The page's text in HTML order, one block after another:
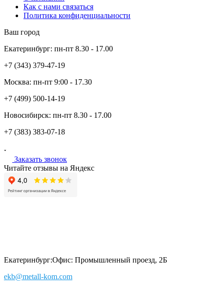
Как с нами связаться
Политика конфиденциальности
Ваш город
Екатеринбург: пн-пт 8.30 - 17.00
+7 (343) 379-47-19
Москва: пн-пт 9:00 - 17.30
+7 (499) 500-14-19
Новосибирск: пн-пт 8.30 - 17.00
+7 (383) 383-07-18
Заказать звонок
Читайте отзывы на Яндекс
Екатеринбург:Офис: Промышленный проезд, 2Б
ekb@metall-kom.com